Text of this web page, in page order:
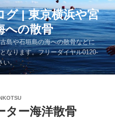
グ | 東京横浜や宮
への散骨
島や石垣島の海への散骨などに
なります。フリーダイヤル0120-
い。
ター海洋散骨